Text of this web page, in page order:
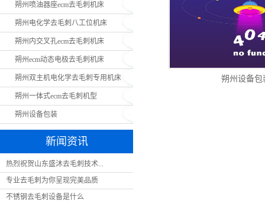
朔州喷油器座ecm去毛刺机床
朔州电化学去毛刺八工位机床
朔州内交叉孔ecm去毛刺机床
朔州ecm动态电极去毛刺机床
朔州双主机电化学去毛刺专用机床
朔州一体式ecm去毛刺机型
朔州设备包装
新闻资讯
热烈祝贺山东盛沐去毛刺技术...
专业去毛刺为你呈现完美品质
不锈钢去毛刺设备是什么
朔州设备包